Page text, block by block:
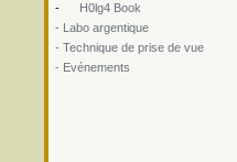
-
H0lg4 Book
- Labo argentique
- Technique de prise de vue
- Evénements